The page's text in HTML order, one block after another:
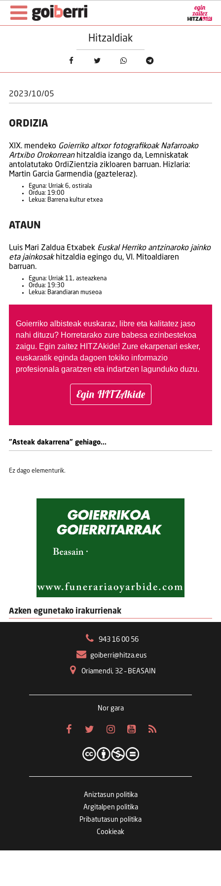
Hitzaldiak
2023/10/05
ORDIZIA
XIX. mendeko Goierriko altxor fotografikoak Nafarroako
Artxibo Orokorreanhitzaldia izango da, Lemniskatak
antolatutako OrdiZientzia zikloaren barruan. Hizlaria:
Martin Garcia Garmendia (gazteleraz).
Eguna: Urriak 6, ostirala
Ordua: 19:00
Lekua: Barrena kultur etxea
ATAUN
Luis Mari Zaldua Etxabek Euskal Herriko antzinaroko jainko
eta jainkosakhitzaldia egingo du, VI. Mitoaldiaren
barruan.
Eguna: Urriak 11, asteazkena
Ordua: 19:30
Lekua: Barandiaran museoa
Goierriko albisteak euskaraz, libre eta kalitatez jaso
nahi dituzu? Horretarako zure babesa ezinbestekoa
zaigu. Egin zaitez HITZAkide! Zure ekarpenari esker,
euskaratik eginda dagoen tokiko informazio
profesionala garatzen eta indartzen lagunduko duzu.
Egin HITZAkide
"Asteak dakarrena" gehiago...
Ez dago elementurik.
Azken egunetako irakurrienak
943 16 00 56
goiberri@hitza.eus
Oriamendi, 32 – BEASAIN
Nor gara
Aniztasun politika
Argitalpen politika
Pribatutasun politika
Cookieak